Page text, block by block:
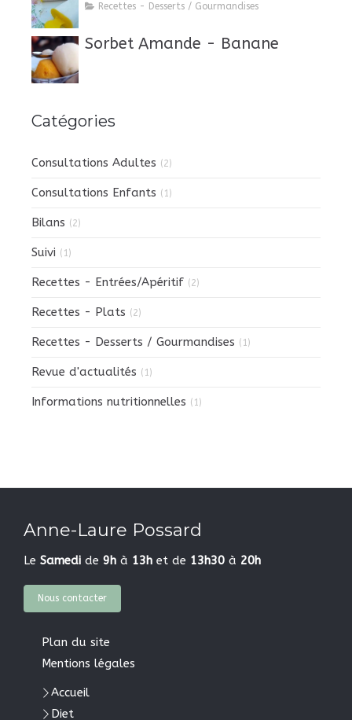
Recettes - Desserts / Gourmandises
Sorbet Amande - Banane
Catégories
Consultations Adultes (2)
Consultations Enfants (1)
Bilans (2)
Suivi (1)
Recettes - Entrées/Apéritif (2)
Recettes - Plats (2)
Recettes - Desserts / Gourmandises (1)
Revue d'actualités (1)
Informations nutritionnelles (1)
Anne-Laure Possard
Le Samedi de 9h à 13h et de 13h30 à 20h
Nous contacter
Plan du site
Mentions légales
Accueil
Diet